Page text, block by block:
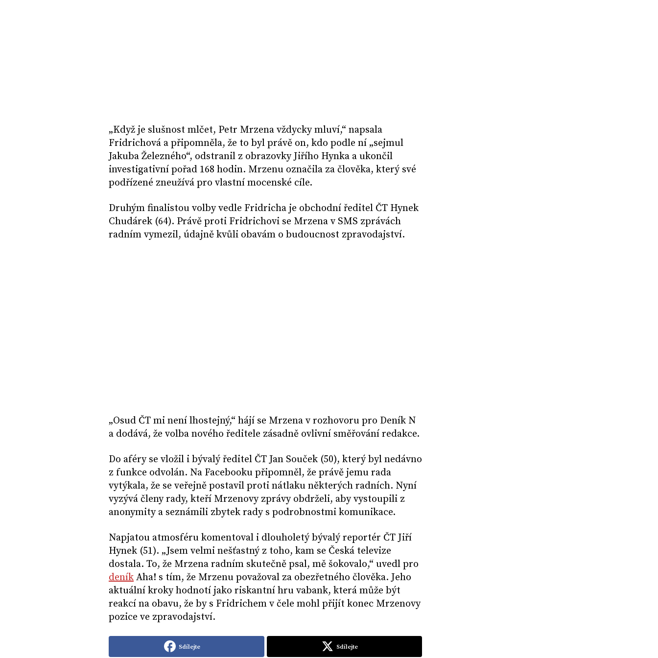
„Když je slušnost mlčet, Petr Mrzena vždycky mluví,“ napsala
Fridrichová a připomněla, že to byl právě on, kdo podle ní „sejmul
Jakuba Železného“, odstranil z obrazovky Jiřího Hynka a ukončil
investigativní pořad 168 hodin. Mrzenu označila za člověka, který své
podřízené zneužívá pro vlastní mocenské cíle.
Druhým finalistou volby vedle Fridricha je obchodní ředitel ČT Hynek
Chudárek (64). Právě proti Fridrichovi se Mrzena v SMS zprávách
radním vymezil, údajně kvůli obavám o budoucnost zpravodajství.
„Osud ČT mi není lhostejný,“ hájí se Mrzena v rozhovoru pro Deník N
a dodává, že volba nového ředitele zásadně ovlivní směřování redakce.
Do aféry se vložil i bývalý ředitel ČT Jan Souček (50), který byl nedávno
z funkce odvolán. Na Facebooku připomněl, že právě jemu rada
vytýkala, že se veřejně postavil proti nátlaku některých radních. Nyní
vyzývá členy rady, kteří Mrzenovy zprávy obdrželi, aby vystoupili z
anonymity a seznámili zbytek rady s podrobnostmi komunikace.
Napjatou atmosféru komentoval i dlouholetý bývalý reportér ČT Jiří
Hynek (51). „Jsem velmi nešťastný z toho, kam se Česká televize
dostala. To, že Mrzena radním skutečně psal, mě šokovalo,“ uvedl pro
deník Aha! s tím, že Mrzenu považoval za obezřetného člověka. Jeho
aktuální kroky hodnotí jako riskantní hru vabank, která může být
reakcí na obavu, že by s Fridrichem v čele mohl přijít konec Mrzenovy
pozice ve zpravodajství.
Sdílejte Sdílejte